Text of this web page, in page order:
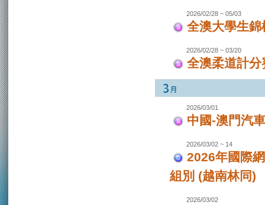
2026/02/28 ~ 05/03
全澳大學生
2026/02/28 ~ 03/20
全澳柔道計分
2026/03/01
中國-澳門汽
2026/03/02 ~ 14
2026年國際
組別 (越南林同)
2026/03/02